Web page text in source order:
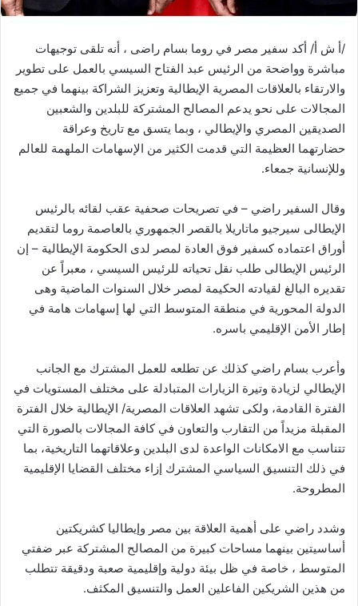
/أ ش أ/ أكد سفير مصر في روما بسام راضى ، أنه تلقى توجيهات
مباشرة وواضحة من الرئيس عبد الفتاح السيسي بالعمل على تطوير
والارتقاء بالعلاقات المصرية الإيطالية وتعزيز الشراكة بينهما في جميع
المجالات على نحو يدعم المصالح المشتركة للبلدين والشعبين
الصديقين المصري والإيطالي ، وبما يتسق مع تاريخ وعراقة
حضارتهما العظيمة التي قدمت الكثير من الإسهامات الملهمة للعالم
وللإنسانية جمعاء.
وقال السفير راضي – في تصريحات صحفية عقب لقائه بالرئيس
الإيطالى سيرجيو ماتاريلا بالقصر الجمهوري بالعاصمة روما لتقديم
أوراق اعتماده كسفير فوق العادة لمصر لدى الحكومة الإيطالية – إن
الرئيس الإيطالى طلب نقل تحياته للرئيس السيسي ، معبراً عن
تقديره البالغ لقيادته الحكيمة لمصر خلال السنوات الماضية وهى
الدولة المحورية في منطقة المتوسط التي لها إسهامات هامة في
إطار الأمن الإقليمي باسره.
وأعرب بسام راضي كذلك عن تطلعه للعمل المشترك مع الجانب
الإيطالي لزيادة وتيرة الزيارات المتبادلة على مختلف المستويات في
الفترة القادمة، ولكى تشهد العلاقات المصرية/ الإيطالية خلال الفترة
المقبلة مزيداً من التقارب والتعاون في كافة المجالات بالصورة التي
تتناسب مع الامكانات الواعدة لدى البلدين وعلاقاتهما التاريخية، بما
في ذلك التنسيق السياسي المشترك إزاء مختلف القضايا الإقليمية
المطروحة.
وشدد راضي على أهمية العلاقة بين مصر وإيطاليا كشريكتين
أساسيتين بينهما مساحات كبيرة من المصالح المشتركة عبر ضفتي
المتوسط ، خاصة في ظل بيئة دولية وإقليمية صعبة ودقيقة تتطلب
من هذين الشريكين الفاعلين العمل والتنسيق المكثف.